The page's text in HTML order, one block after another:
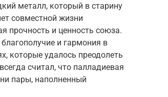
металл, который в старину
совместной жизни
прочность и ценность союза.
и гармония в
которые удалось преодолеть
считал, что палладиевая
пары, наполненный